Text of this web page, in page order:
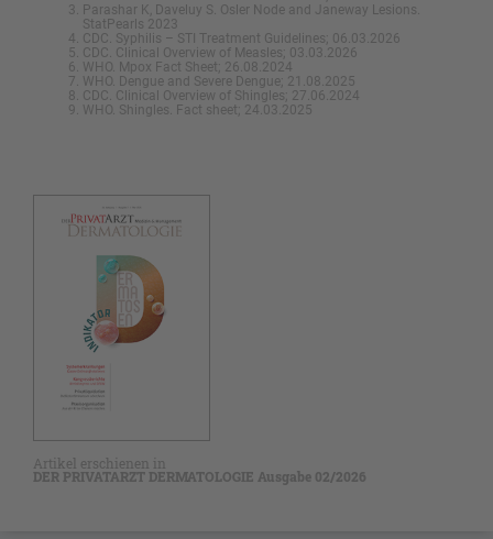
Parashar K, Daveluy S. Osler Node and Janeway Lesions.
StatPearls 2023
CDC. Syphilis – STI Treatment Guidelines; 06.03.2026
CDC. Clinical Overview of Measles; 03.03.2026
WHO. Mpox Fact Sheet; 26.08.2024
WHO. Dengue and Severe Dengue; 21.08.2025
CDC. Clinical Overview of Shingles; 27.06.2024
WHO. Shingles. Fact sheet; 24.03.2025
Artikel erschienen in
DER PRIVATARZT DERMATOLOGIE Ausgabe 02/2026